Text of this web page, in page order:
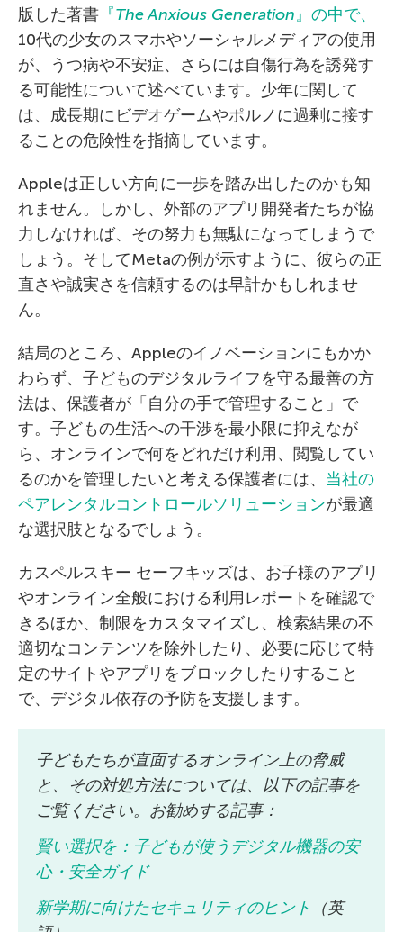
版した著書 『The Anxious Generation』の中で、
10代の少女のスマホやソーシャルメディアの使用
が、うつ病や不安症、さらには自傷行為を誘発す
る可能性について述べています。少年に関して
は、成長期にビデオゲームやポルノに過剰に接す
ることの危険性を指摘しています。
Appleは正しい方向に一歩を踏み出したのかも知
れません。しかし、外部のアプリ開発者たちが協
力しなければ、その努力も無駄になってしまうで
しょう。そしてMetaの例が示すように、彼らの正
直さや誠実さを信頼するのは早計かもしれませ
ん。
結局のところ、Appleのイノベーションにもかか
わらず、子どものデジタルライフを守る最善の方
法は、保護者が「自分の手で管理すること」で
す。子どもの生活への干渉を最小限に抑えなが
ら、オンラインで何をどれだけ利用、閲覧してい
るのかを管理したいと考える保護者には、 当社の
ペアレンタルコントロールソリューションが最適
な選択肢となるでしょう。
カスペルスキー セーフキッズは、お子様のアプリ
やオンライン全般における利用レポートを確認で
きるほか、制限をカスタマイズし、検索結果の不
適切なコンテンツを除外したり、必要に応じて特
定のサイトやアプリをブロックしたりすること
で、デジタル依存の予防を支援します。
子どもたちが直面するオンライン上の脅威
と、その対処方法については、以下の記事を
ご覧ください。お勧めする記事：
賢い選択を：子どもが使うデジタル機器の安
心・安全ガイド
新学期に向けたセキュリティのヒント
（英